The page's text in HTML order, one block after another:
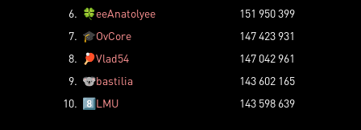
6. 🍀eeAnatolyee
151 950 399
7. 🎓OvCore
147 423 931
8.
🏓Vlad54
147 042 961
9. 🐨bastilia
143 602 165
10. 8️⃣LMU 143 598 639